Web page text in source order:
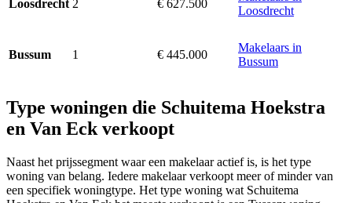
Loosdrecht 2 € 627.500
Loosdrecht
Bussum 1 € 445.000
Makelaars in
Bussum
Type woningen die Schuitema Hoekstra
en Van Eck verkoopt
Naast het prijssegment waar een makelaar actief is, is het type
woning van belang. Iedere makelaar verkoopt meer of minder van
een specifiek woningtype. Het type woning wat Schuitema